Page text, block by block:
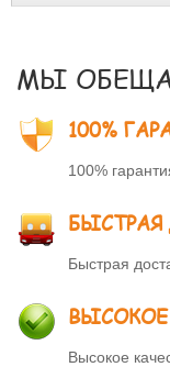
МЫ
100%
100%
БЫСТРАЯ
Быстрая
ВЫСОКОЕ
Высокое